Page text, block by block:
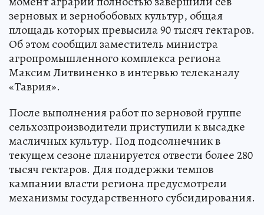
зерновых и зернобобовых культур, общая
площадь которых превысила 90 тысяч гектаров.
Об этом сообщил заместитель министра
агропромышленного комплекса региона
Максим Литвиненко в интервью телеканалу
«Таврия».
После выполнения работ по зерновой группе
сельхозпроизводители приступили к высадке
масличных культур. Под подсолнечник в
текущем сезоне планируется отвести более 280
тысяч гектаров. Для поддержки темпов
кампании власти региона предусмотрели
механизмы государственного субсидирования.